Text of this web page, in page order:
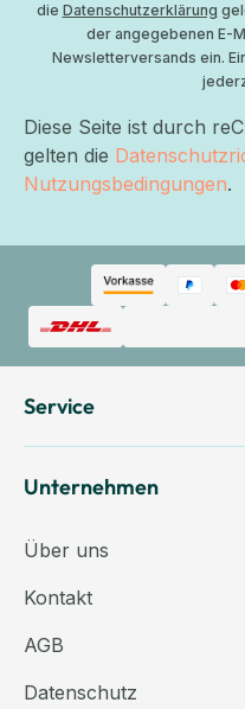
die Datenschutzerklärung
der angegebenen E-
Newsletterversands ein.
Diese Seite ist durch
gelten die
Nutzungsbedingungen.
Service
Unternehmen
Über uns
Kontakt
AGB
Datenschutz